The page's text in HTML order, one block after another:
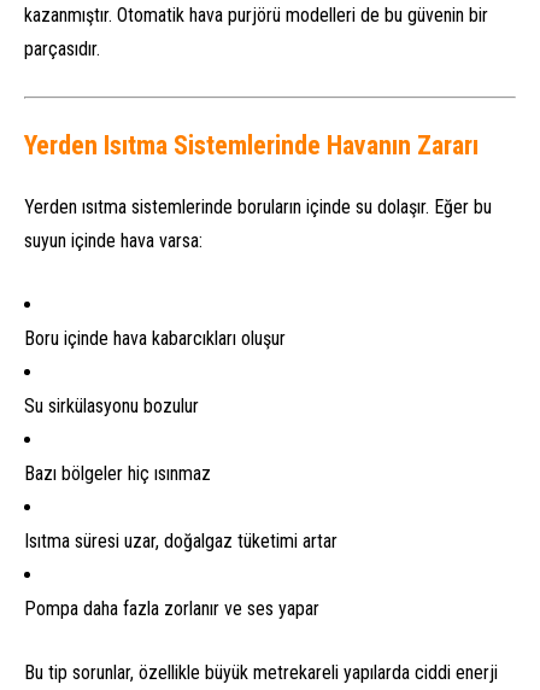
kazanmıştır. Otomatik hava purjörü modelleri de bu güvenin bir
parçasıdır.
Yerden Isıtma Sistemlerinde Havanın Zararı
Yerden ısıtma sistemlerinde boruların içinde su dolaşır. Eğer bu
suyun içinde hava varsa:
Boru içinde hava kabarcıkları oluşur
Su sirkülasyonu bozulur
Bazı bölgeler hiç ısınmaz
Isıtma süresi uzar, doğalgaz tüketimi artar
Pompa daha fazla zorlanır ve ses yapar
Bu tip sorunlar, özellikle büyük metrekareli yapılarda ciddi enerji